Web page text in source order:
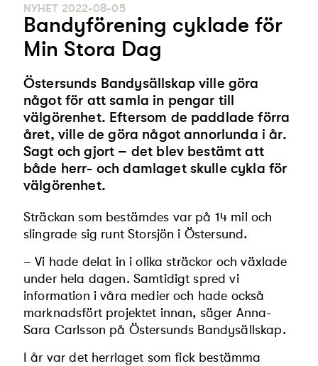
NYHET 2022-08-05
Bandyförening cyklade för
Min Stora Dag
Östersunds Bandysällskap ville göra
något för att samla in pengar till
välgörenhet. Eftersom de paddlade förra
året, ville de göra något annorlunda i år.
Sagt och gjort – det blev bestämt att
både herr- och damlaget skulle cykla för
välgörenhet.
Sträckan som bestämdes var på 14 mil och
slingrade sig runt Storsjön i Östersund.
– Vi hade delat in i olika sträckor och växlade
under hela dagen. Samtidigt spred vi
information i våra medier och hade också
marknadsfört projektet innan, säger Anna-
Sara Carlsson på Östersunds Bandysällskap.
I år var det herrlaget som fick bestämma